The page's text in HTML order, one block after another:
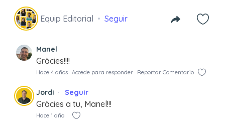
Equip Editorial Seguir
Manel
Gràcies!!!!
Hace 4 años Accede para responder Reportar Comentario
Jordi Seguir
Gràcies a tu, Manel!!!
Hace 1 año